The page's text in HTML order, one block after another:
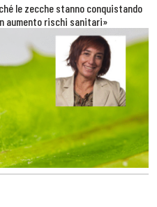
le zecche stanno conquistando
aumento rischi sanitari»